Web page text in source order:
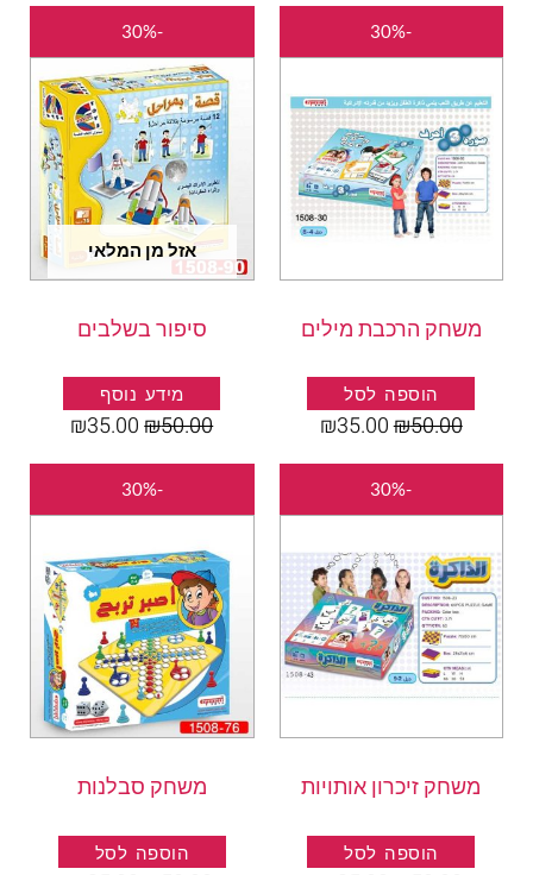
-30%
משחק הרכבת מילים
הוספה לסל
₪50.00
המחיר
המקורי
₪50.00.
₪35.00
₪35.00.
-30%
אזל מן המלאי
סיפור בשלבים
מידע נוסף
₪50.00
המחיר
המקורי
היה:
₪50.00.
₪35.00
הוא:
₪35.00.
-30%
משחק זיכרון אותויות
הוספה לסל
המחיר
המקורי
₪50.00.
₪35.00.
-30%
משחק סבלנות
הוספה לסל
המחיר
המקורי
₪50.00.
₪35.00.